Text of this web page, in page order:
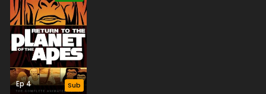
Română
Ep 4 Sub